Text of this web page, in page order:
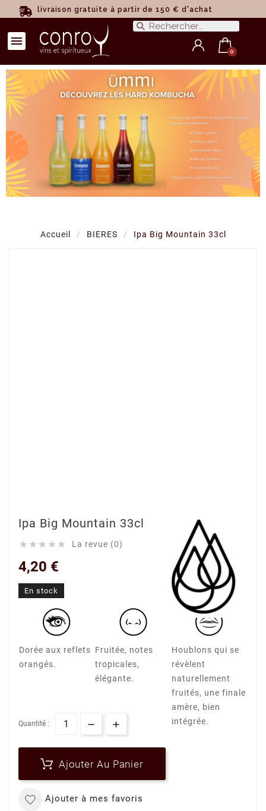
livraison gratuite à partir de 150 € d'achat
Accueil BIERES Ipa Big Mountain 33cl
Ipa Big Mountain 33cl
     La revue (0)
4,20 €
En stock
Dorée aux reflets
orangés.
Fruitée, notes
tropicales,
élégante.
Houblons qui se
révèlent
naturellement
fruités, une finale
amère, bien
intégrée.
Quantité :
Ajouter Au Panier
Ajouter à mes favoris